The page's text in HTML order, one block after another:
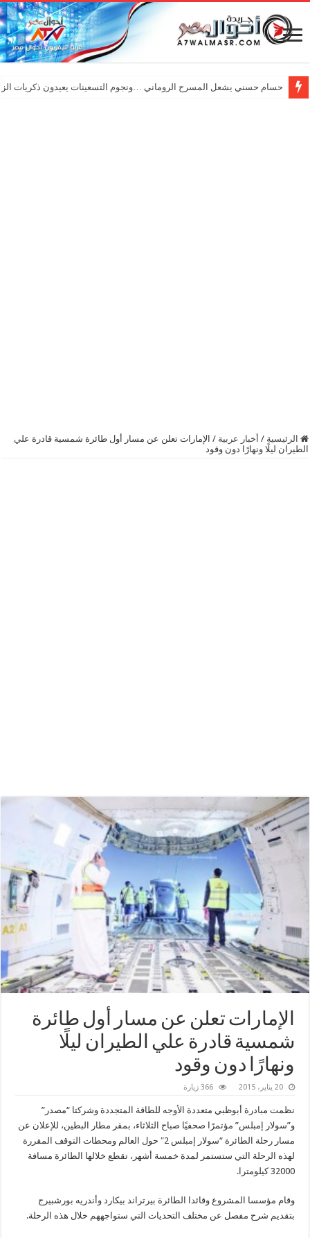
حسام حسني يشعل المسرح الروماني …ونجوم التسعينات يعيدون ذكريات
الرئيسية / أخبار عربية / الإمارات تعلن عن مسار أول طائرة شمسية قادرة علي
الطيران ليلًا ونهارًا دون وقود
الإمارات تعلن عن مسار أول طائرة
شمسية قادرة علي الطيران ليلًا
ونهارًا دون وقود
20 يناير، 2015 366 زيارة
نظمت مبادرة أبوظبي متعددة الأوجه للطاقة المتجددة وشركتا “مصدر”
و”سولار إمبلس” مؤتمرًا صحفيًا صباح الثلاثاء، بمقر مطار البطين، للإعلان عن
مسار رحلة الطائرة “سولار إمبلس 2″ حول العالم ومحطات التوقف المقررة
لهذه الرحلة التي ستستمر لمدة خمسة أشهر، تقطع خلالها الطائرة مسافة
32000 كيلومترا.
وقام مؤسسا المشروع وقائدا الطائرة بيرتراند بيكارد وأندريه بورشبيرج
بتقديم شرح مفصل عن مختلف التحديات التي ستواجههم خلال هذه الرحلة.